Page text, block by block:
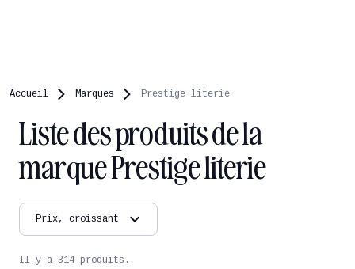
Accueil Marques Prestige literie
Liste des produits de la
marque Prestige literie
Il y a 314 produits.
Prix, croissant expand_more